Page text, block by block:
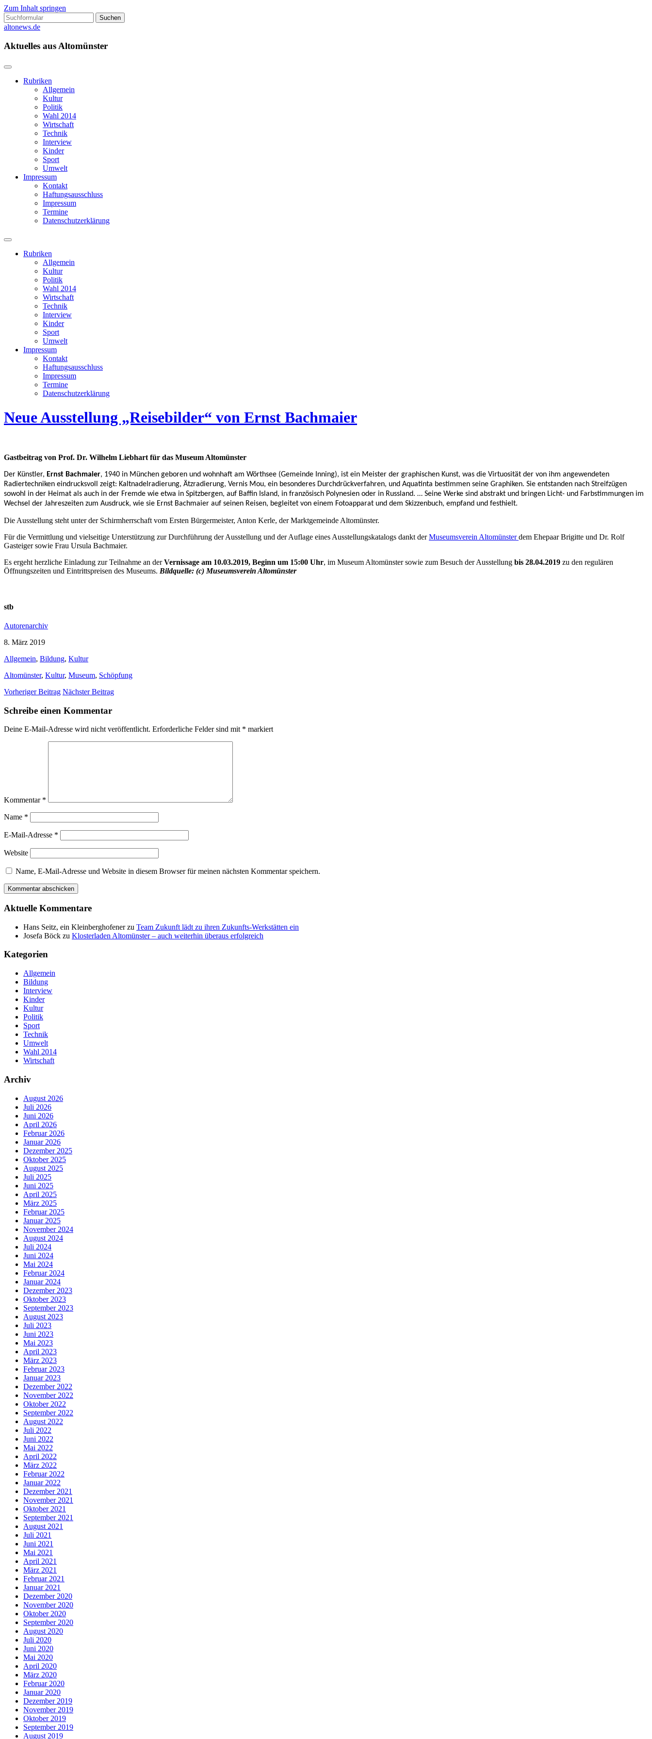
Zum Inhalt springen
Suchen
nach:
altonews.de
Aktuelles aus Altomünster
Rubriken
Allgemein
Kultur
Politik
Wahl 2014
Wirtschaft
Technik
Interview
Kinder
Sport
Umwelt
Impressum
Kontakt
Haftungsausschluss
Impressum
Termine
Datenschutzerklärung
Suchfeld
ein-/ausblenden
Rubriken
Allgemein
Kultur
Politik
Wahl 2014
Wirtschaft
Technik
Interview
Kinder
Sport
Umwelt
Impressum
Kontakt
Haftungsausschluss
Impressum
Termine
Datenschutzerklärung
Neue Ausstellung „Reisebilder“ von Ernst Bachmaier
Gastbeitrag von Prof. Dr. Wilhelm Liebhart für das Museum Altomünster
Der Künstler, Ernst Bachmaier, 1940 in München geboren und wohnhaft am Wörthsee (Gemeinde Inning), ist ein Meister der graphischen Kunst, was die Virtuosität der von ihm angewendeten
Radiertechniken eindrucksvoll zeigt: Kaltnadelradierung, Ätzradierung, Vernis Mou, ein besonderes Durchdrückverfahren, und Aquatinta bestimmen seine Graphiken. Sie entstanden nach Streifzügen
sowohl in der Heimat als auch in der Fremde wie etwa in Spitzbergen, auf Baffin Island, in französisch Polynesien oder in Russland. … Seine Werke sind abstrakt und bringen Licht- und Farbstimmungen im
Wechsel der Jahreszeiten zum Ausdruck, wie sie Ernst Bachmaier auf seinen Reisen, begleitet von einem Fotoapparat und dem Skizzenbuch, empfand und festhielt.
Die Ausstellung steht unter der Schirmherrschaft vom Ersten Bürgermeister, Anton Kerle, der Marktgemeinde Altomünster.
Für die Vermittlung und vielseitige Unterstützung zur Durchführung der Ausstellung und der Auflage eines Ausstellungskatalogs dankt derMuseumsverein Altomünsterdem Ehepaar Brigitte und Dr. Rolf
Gasteiger sowie Frau Ursula Bachmaier.
Es ergeht herzliche Einladung zur Teilnahme an derVernissage am 10.03.2019, Beginn um 15:00 Uhr, im Museum Altomünster sowie zum Besuch der Ausstellung bis 28.04.2019 zu den regulären
Öffnungszeiten und Eintrittspreisen des Museums. Bildquelle: (c) Museumsverein Altomünster
stb
Autorenarchiv
8. März 2019
Allgemein, Bildung, Kultur
Altomünster, Kultur, Museum, Schöpfung
Vorheriger Beitrag Nächster Beitrag
Schreibe einen Kommentar
Deine E-Mail-Adresse wird nicht veröffentlicht. Erforderliche Felder sind mit * markiert
Kommentar *
Name *
E-Mail-Adresse *
Website
Name, E-Mail-Adresse und Website in diesem Browser für meinen nächsten Kommentar speichern.
Aktuelle Kommentare
Hans Seitz, ein Kleinberghofenerzu Team Zukunft lädt zu ihren Zukunfts-Werkstätten ein
Josefa Böck zu Klosterladen Altomünster – auch weiterhin überaus erfolgreich
Kategorien
Allgemein
Bildung
Interview
Kinder
Kultur
Politik
Sport
Technik
Umwelt
Wahl 2014
Wirtschaft
Archiv
August 2026
Juli 2026
Juni 2026
April 2026
Februar 2026
Januar 2026
Dezember 2025
Oktober 2025
August 2025
Juli 2025
Juni 2025
April 2025
März 2025
Februar 2025
Januar 2025
November 2024
August 2024
Juli 2024
Juni 2024
Mai 2024
Februar 2024
Januar 2024
Dezember 2023
Oktober 2023
September 2023
August 2023
Juli 2023
Juni 2023
Mai 2023
April 2023
März 2023
Februar 2023
Januar 2023
Dezember 2022
November 2022
Oktober 2022
September 2022
August 2022
Juli 2022
Juni 2022
Mai 2022
April 2022
März 2022
Februar 2022
Januar 2022
Dezember 2021
November 2021
Oktober 2021
September 2021
August 2021
Juli 2021
Juni 2021
Mai 2021
April 2021
März 2021
Februar 2021
Januar 2021
Dezember 2020
November 2020
Oktober 2020
September 2020
August 2020
Juli 2020
Juni 2020
Mai 2020
April 2020
März 2020
Februar 2020
Januar 2020
Dezember 2019
November 2019
Oktober 2019
September 2019
August 2019